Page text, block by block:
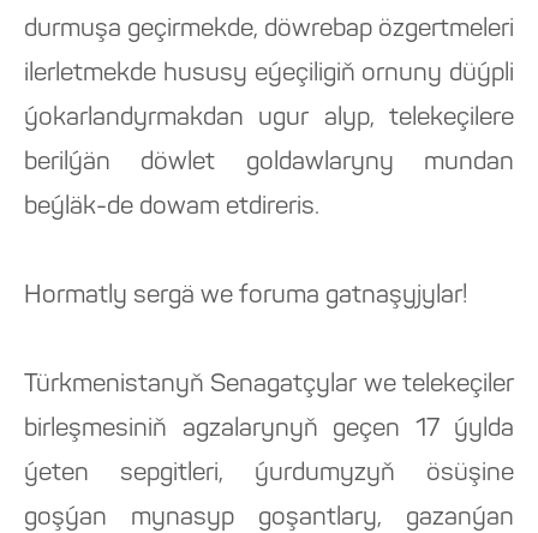
durmuşa geçirmekde, döwrebap özgertmeleri
ilerletmekde hususy eýeçiligiň ornuny düýpli
ýokarlandyrmakdan ugur alyp, telekeçilere
berilýän döwlet goldawlaryny mundan
beýläk-de dowam etdireris.
Hormatly sergä we foruma gatnaşyjylar!
Türkmenistanyň Senagatçylar we telekeçiler
birleşmesiniň agzalarynyň geçen 17 ýylda
ýeten sepgitleri, ýurdumyzyň ösüşine
goşýan mynasyp goşantlary, gazanýan